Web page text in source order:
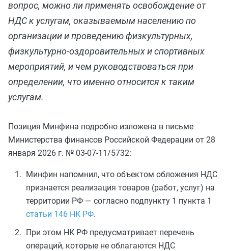
вопрос, можно ли применять освобождение от
НДС к услугам, оказываемым населению по
организации и проведению физкультурных,
физкультурно-оздоровительных и спортивных
мероприятий, и чем руководствоваться при
определении, что именно относится к таким
услугам.
Позиция Минфина подробно изложена в письме
Министерства финансов Российской Федерации от 28
января 2026 г. № 03-07-11/5732:
Минфин напомнил, что объектом обложения НДС
признается реализация товаров (работ, услуг) на
территории РФ — согласно подпункту 1 пункта 1
статьи 146 НК РФ.
При этом НК РФ предусматривает перечень
операций, которые не облагаются НДС